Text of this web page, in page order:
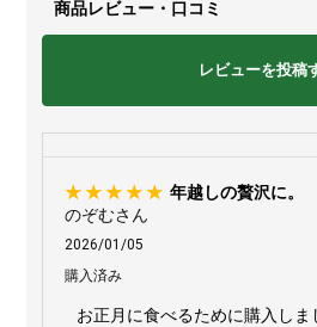
商品レビュー・口コミ
レビューを投稿
年越しの贅沢に。
のぞむさん
2026/01/05
購入済み
お正月に食べるために購入しま